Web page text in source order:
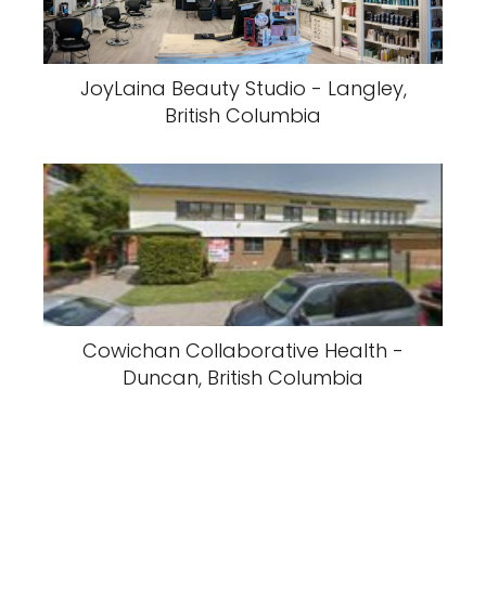
JoyLaina Beauty Studio - Langley,
British Columbia
Cowichan Collaborative Health -
Duncan, British Columbia